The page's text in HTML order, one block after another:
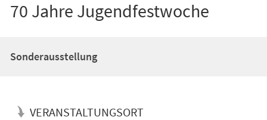
70 Jahre Jugendfestwoche
Sonderausstellung
VERANSTALTUNGSORT